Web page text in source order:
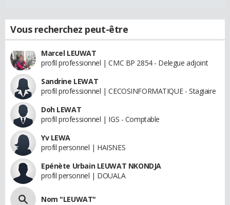
Vous recherchez peut-être
Marcel LEUWAT
profil professionnel | CMC BP 2854 - Delegue adjoint
Sandrine LEWAT
profil professionnel | CECOSINFORMATIQUE - Stagiaire
Doh LEWAT
profil professionnel | IGS - Comptable
Yv LEWA
profil personnel | HAISNES
Epénète Urbain LEUWAT NKONDJA
profil personnel | DOUALA
Nom "LEUWAT"